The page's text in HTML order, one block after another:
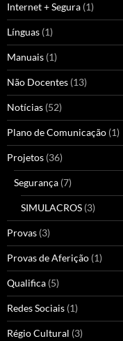
Internet + Segura (1)
Línguas (1)
Manuais (1)
Não Docentes (13)
Notícias (52)
Plano de Comunicação (1)
Projetos (36)
Segurança (7)
SIMULACROS (3)
Provas (3)
Provas de Aferição (1)
Qualifica (5)
Redes Sociais (1)
Régio Cultural (3)